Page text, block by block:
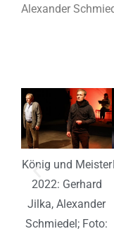
Alexander
König und Meister
2022: Gerhard
Jilka, Alexander
Schmiedel; Foto: